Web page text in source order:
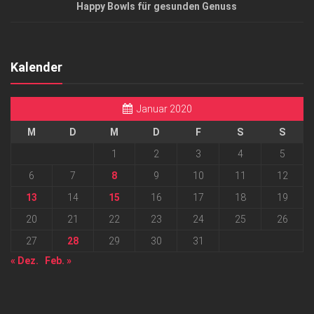
Happy Bowls für gesunden Genuss
Kalender
Januar 2020
M D M D F S
S
1
2 3 4
5
6
7 8 9 10 11
12
13
14 15 16 17 18
19
20
21 22 23 24 25
26
27
28 29 30
31
« Dez.
Feb. »